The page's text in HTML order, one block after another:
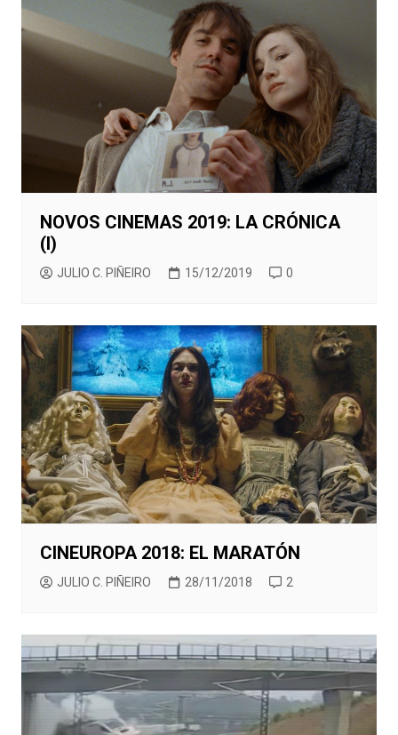
NOVOS CINEMAS 2019: LA CRÓNICA
(I)
JULIO C. PIÑEIRO 15/12/2019 0
CINEUROPA 2018: EL MARATÓN
JULIO C. PIÑEIRO 28/11/2018 2